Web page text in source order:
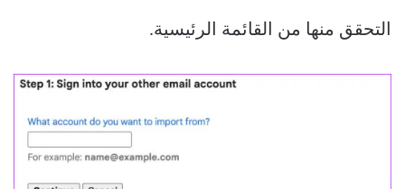
التحقق منها من القائمة الرئيسية.